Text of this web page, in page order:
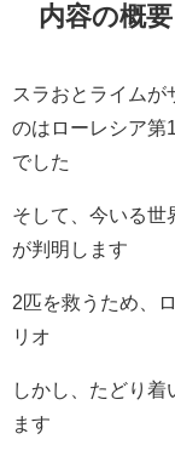
内容の概要
スラおとライムが
のはローレシア第
でした
そして、今いる世
が判明します
2匹を救うため、
リオ
しかし、たどり
ます